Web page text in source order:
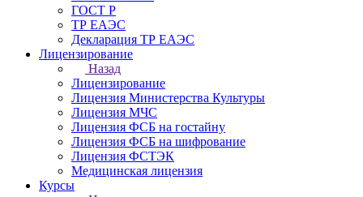
ГОСТ Р
ТР ЕАЭС
Декларация ТР ЕАЭС
Лицензирование
Назад
Лицензирование
Лицензия Министерства Культуры
Лицензия МЧС
Лицензия ФСБ на гостайну
Лицензия ФСБ на шифрование
Лицензия ФСТЭК
Медицинская лицензия
Курсы